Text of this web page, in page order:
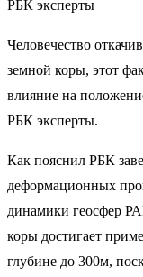
РБК эксперты
Человечество
земной коры, этот
влияние на
РБК эксперты.
Как пояснил РБК
деформационных
динамики геосфер
коры достигает
глубине до 300м,